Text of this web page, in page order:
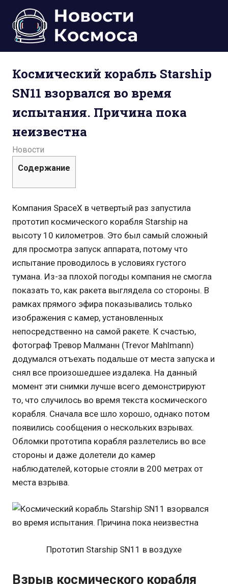
Пропустить
перейти
космосе.
фото,
юмор,
знаний.
Космический корабль Starship
SN11 взорвался во время
испытания. Причина пока
неизвестна
29.04.2021
admin
Новости
Содержание
Компания SpaceX в четвертый раз запустила
прототип космического корабля Starship на
высоту 10 километров. Это был самый сложный
для просмотра запуск аппарата, потому что
испытание проводилось в условиях густого
тумана. Из-за плохой погоды компания не смогла
показать то, как ракета выглядела со стороны. В
рамках прямого эфира показывались только
изображения с камер, установленных
непосредственно на самой ракете. К счастью,
фотограф Тревор Малманн (Trevor Mahlmann)
додумался отъехать подальше от места запуска и
снял все произошедшее издалека. На данный
момент эти снимки лучше всего демонстрируют
то, что случилось во время текста космического
корабля. Сначала все шло хорошо, однако потом
появились сообщения о нескольких взрывах.
Обломки прототипа корабля разлетелись во все
стороны и даже долетели до камер
наблюдателей, которые стояли в 200 метрах от
места взрыва.
Прототип Starship SN11 в воздухе
Взрыв космического корабля